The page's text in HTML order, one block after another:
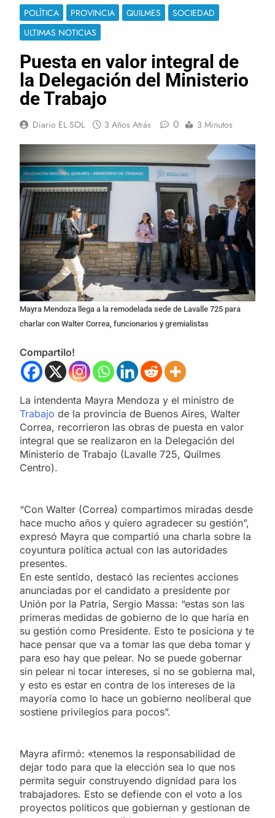
POLÍTICA PROVINCIA QUILMES
SOCIEDAD
ULTIMAS NOTICIAS
Puesta en valor integral de
la Delegación del Ministerio
de Trabajo
Diario EL SOL 3 Años Atrás 0 3 Minutos
Mayra Mendoza llega a la remodelada sede de Lavalle 725 para
charlar con Walter Correa, funcionarios y gremialistas
Compartilo!
La intendenta Mayra Mendoza y el ministro de
Trabajo de la provincia de Buenos Aires, Walter
Correa, recorrieron las obras de puesta en valor
integral que se realizaron en la Delegación del
Ministerio de Trabajo (Lavalle 725, Quilmes
Centro).
“Con Walter (Correa) compartimos miradas desde
hace mucho años y quiero agradecer su gestión”,
expresó Mayra que compartió una charla sobre la
coyuntura política actual con las autoridades
presentes.
En este sentido, destacó las recientes acciones
anunciadas por el candidato a presidente por
Unión por la Patria, Sergio Massa: “estas son las
primeras medidas de gobierno de lo que haría en
su gestión como Presidente. Esto te posiciona y te
hace pensar que va a tomar las que deba tomar y
para eso hay que pelear. No se puede gobernar
sin pelear ni tocar intereses, si no se gobierna mal,
y esto es estar en contra de los intereses de la
mayoría como lo hace un gobierno neoliberal que
sostiene privilegios para pocos”.
Mayra afirmó: «tenemos la responsabilidad de
dejar todo para que la elección sea lo que nos
permita seguir construyendo dignidad para los
trabajadores. Esto se defiende con el voto a los
proyectos políticos que gobiernan y gestionan de